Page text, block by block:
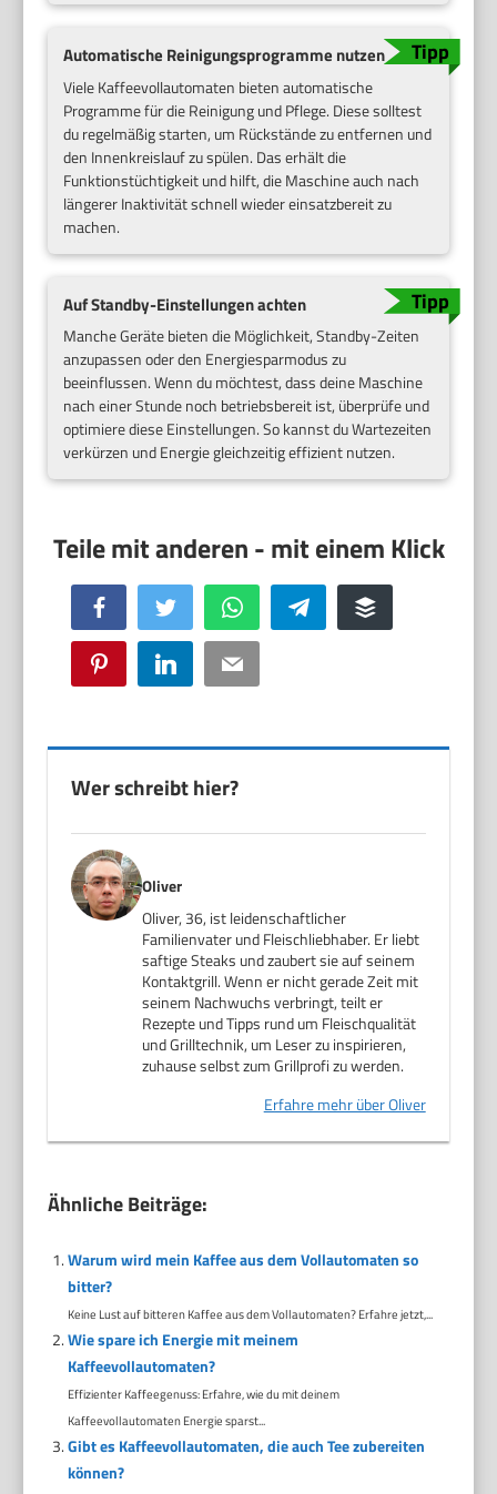
Automatische Reinigungsprogramme nutzen
Viele Kaffeevollautomaten bieten automatische
Programme für die Reinigung und Pflege. Diese solltest
du regelmäßig starten, um Rückstände zu entfernen und
den Innenkreislauf zu spülen. Das erhält die
Funktionstüchtigkeit und hilft, die Maschine auch nach
längerer Inaktivität schnell wieder einsatzbereit zu
machen.
Auf Standby-Einstellungen achten
Manche Geräte bieten die Möglichkeit, Standby-Zeiten
anzupassen oder den Energiesparmodus zu
beeinflussen. Wenn du möchtest, dass deine Maschine
nach einer Stunde noch betriebsbereit ist, überprüfe und
optimiere diese Einstellungen. So kannst du Wartezeiten
verkürzen und Energie gleichzeitig effizient nutzen.
Facebook Twitter WhatsApp Telegram Buffer
Pinterest LinkedIn Email
Wer schreibt hier?
Oliver
Oliver, 36, ist leidenschaftlicher
Familienvater und Fleischliebhaber. Er liebt
saftige Steaks und zaubert sie auf seinem
Kontaktgrill. Wenn er nicht gerade Zeit mit
seinem Nachwuchs verbringt, teilt er
Rezepte und Tipps rund um Fleischqualität
und Grilltechnik, um Leser zu inspirieren,
zuhause selbst zum Grillprofi zu werden.
Erfahre mehr über Oliver
Ähnliche Beiträge:
Warum wird mein Kaffee aus dem Vollautomaten so
bitter?
Keine Lust auf bitteren Kaffee aus dem Vollautomaten? Erfahre jetzt,...
Wie spare ich Energie mit meinem
Kaffeevollautomaten?
Effizienter Kaffeegenuss: Erfahre, wie du mit deinem
Kaffeevollautomaten Energie sparst...
Gibt es Kaffeevollautomaten, die auch Tee zubereiten
können?